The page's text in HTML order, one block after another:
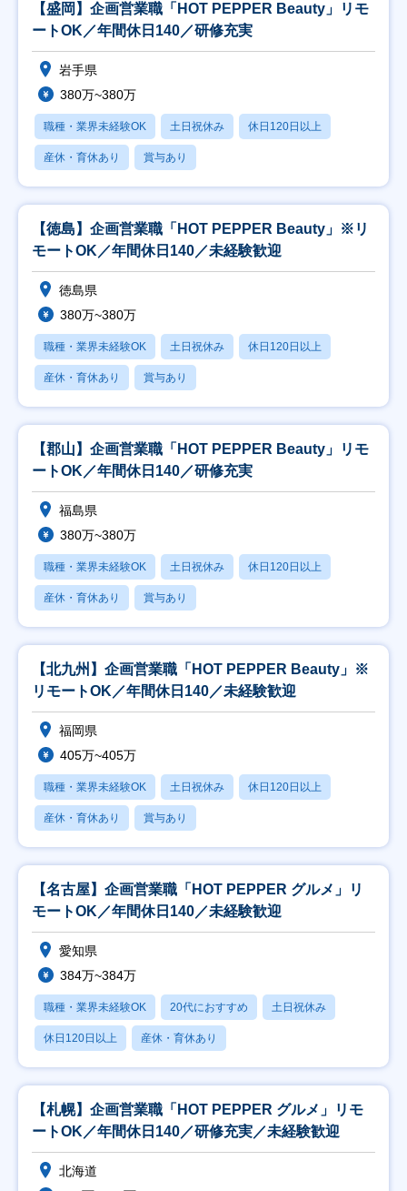
【盛岡】企画営業職「HOT PEPPER Beauty」リモ
ートOK／年間休日140／研修充実
岩手県
380万~380万
職種・業界未経験OK 土日祝休み 休日120日以上
産休・育休あり 賞与あり
【徳島】企画営業職「HOT PEPPER Beauty」※リ
モートOK／年間休日140／未経験歓迎
徳島県
380万~380万
職種・業界未経験OK 土日祝休み 休日120日以上
産休・育休あり 賞与あり
【郡山】企画営業職「HOT PEPPER Beauty」リモ
ートOK／年間休日140／研修充実
福島県
380万~380万
職種・業界未経験OK 土日祝休み 休日120日以上
産休・育休あり 賞与あり
【北九州】企画営業職「HOT PEPPER Beauty」※
リモートOK／年間休日140／未経験歓迎
福岡県
405万~405万
職種・業界未経験OK 土日祝休み 休日120日以上
産休・育休あり 賞与あり
【名古屋】企画営業職「HOT PEPPER グルメ」リ
モートOK／年間休日140／未経験歓迎
愛知県
384万~384万
職種・業界未経験OK 20代におすすめ 土日祝休み
休日120日以上 産休・育休あり
【札幌】企画営業職「HOT PEPPER グルメ」リモ
ートOK／年間休日140／研修充実／未経験歓迎
北海道